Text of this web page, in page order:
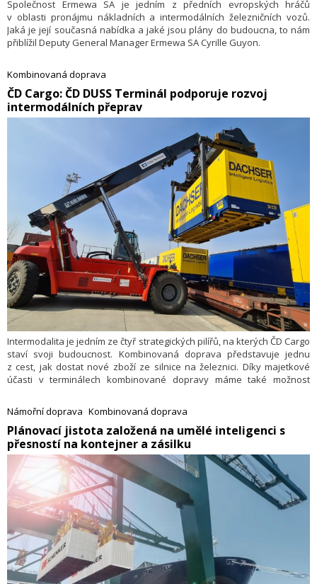
Společnost Ermewa SA je jedním z předních evropských hráčů
v oblasti pronájmu nákladních a intermodálních železničních vozů.
Jaká je její současná nabídka a jaké jsou plány do budoucna, to nám
přiblížil Deputy General Manager Ermewa SA Cyrille Guyon.
Kombinovaná doprava
ČD Cargo: ČD DUSS Terminál podporuje rozvoj
intermodálních přeprav
Intermodalita je jedním ze čtyř strategických pilířů, na kterých ČD Cargo
staví svoji budoucnost. Kombinovaná doprava představuje jednu
z cest, jak dostat nové zboží ze silnice na železnici. Díky majetkové
účasti v terminálech kombinované dopravy máme také možnost
Námořní doprava Kombinovaná doprava
Plánovací jistota založená na umělé inteligenci s
přesností na kontejner a zásilku